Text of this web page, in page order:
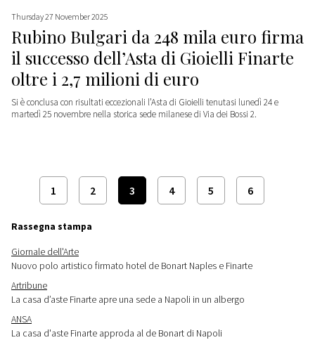
Thursday 27 November 2025
Rubino Bulgari da 248 mila euro firma
il successo dell’Asta di Gioielli Finarte
oltre i 2,7 milioni di euro
Si è conclusa con risultati eccezionali l’Asta di Gioielli tenutasi lunedì 24 e
martedì 25 novembre nella storica sede milanese di Via dei Bossi 2.
1 2 3 4 5 6
Rassegna stampa
Giornale dell'Arte
Nuovo polo artistico firmato hotel de Bonart Naples e Finarte
Artribune
La casa d’aste Finarte apre una sede a Napoli in un albergo
ANSA
La casa d'aste Finarte approda al de Bonart di Napoli